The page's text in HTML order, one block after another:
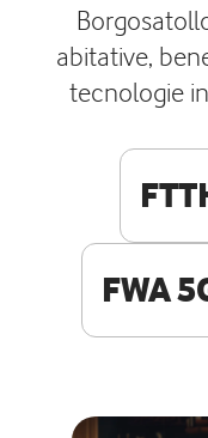
abitative,
tecnologie
FWA